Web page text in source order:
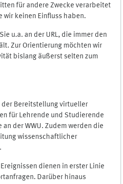
für andere Zwecke verarbeitet
wir keinen Einfluss haben.
u.a. an der URL, die immer den
Zur Orientierung möchten wir
bislang äußerst selten zum
der Bereitstellung virtueller
für Lehrende und Studierende
der WWU. Zudem werden die
wissenschaftlicher
dienen in erster Linie
Darüber hinaus